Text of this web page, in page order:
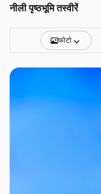
नीली पृष्ठभूमि तस्वीरें
फोटो